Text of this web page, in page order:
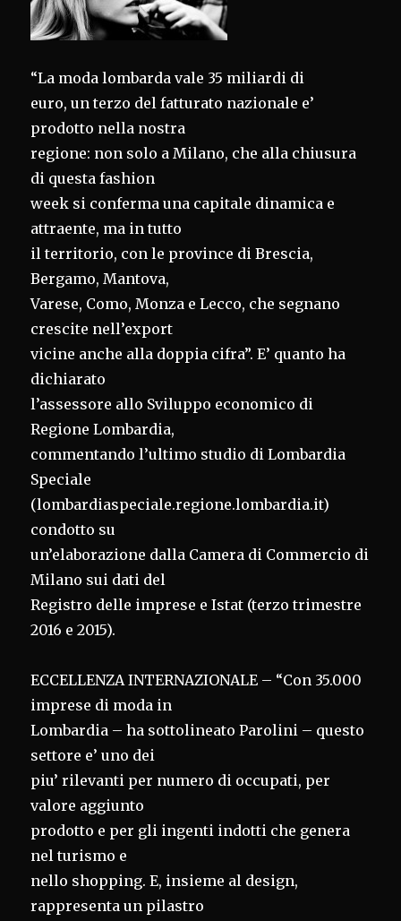
“La moda lombarda vale 35 miliardi di
euro, un terzo del fatturato nazionale e’
prodotto nella nostra
regione: non solo a Milano, che alla chiusura
di questa fashion
week si conferma una capitale dinamica e
attraente, ma in tutto
il territorio, con le province di Brescia,
Bergamo, Mantova,
Varese, Como, Monza e Lecco, che segnano
crescite nell’export
vicine anche alla doppia cifra”. E’ quanto ha
dichiarato
l’assessore allo Sviluppo economico di
Regione Lombardia,
commentando l’ultimo studio di Lombardia
Speciale
(lombardiaspeciale.regione.lombardia.it)
condotto su
un’elaborazione dalla Camera di Commercio di
Milano sui dati del
Registro delle imprese e Istat (terzo trimestre
2016 e 2015).
ECCELLENZA INTERNAZIONALE – “Con 35.000
imprese di moda in
Lombardia – ha sottolineato Parolini – questo
settore e’ uno dei
piu’ rilevanti per numero di occupati, per
valore aggiunto
prodotto e per gli ingenti indotti che genera
nel turismo e
nello shopping. E, insieme al design,
rappresenta un pilastro